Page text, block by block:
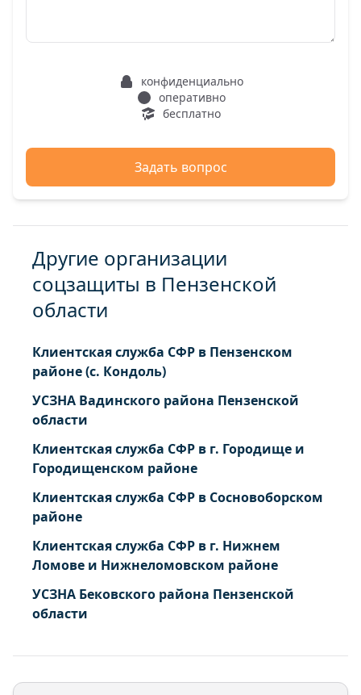
конфиденциально
оперативно
бесплатно
Задать вопрос
Другие организации
соцзащиты в Пензенской
области
Клиентская служба СФР в Пензенском
районе (с. Кондоль)
УСЗНА Вадинского района Пензенской
области
Клиентская служба СФР в г. Городище и
Городищенском районе
Клиентская служба СФР в Сосновоборском
районе
Клиентская служба СФР в г. Нижнем
Ломове и Нижнеломовском районе
УСЗНА Бековского района Пензенской
области